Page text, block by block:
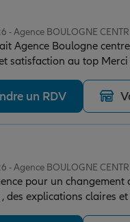
- Agence BOULOGNE
Agence Boulogne
satisfaction au top Merci
un RDV
- Agence BOULOGNE
pour un changement
, des explications claires
Merci à Marie pour